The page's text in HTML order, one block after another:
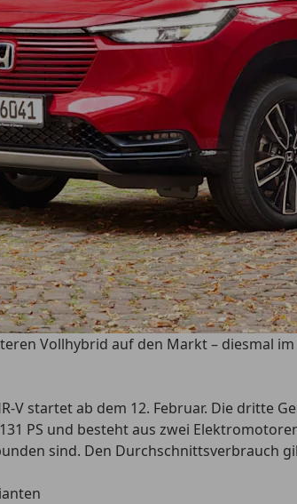
Vollhybrid auf den Markt – diesmal
V startet ab dem 12. Februar. Die dritte
PS und besteht aus zwei
sind. Den Durchschnittsverbrauch